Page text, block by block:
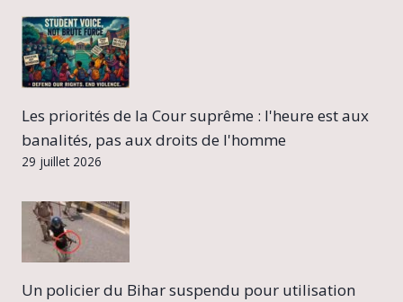
Les priorités de la Cour suprême : l'heure est aux
banalités, pas aux droits de l'homme
29 juillet 2026
Un policier du Bihar suspendu pour utilisation